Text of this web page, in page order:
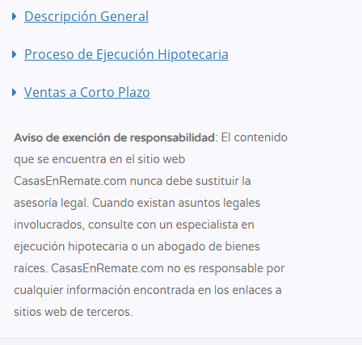
Descripción General
Proceso de Ejecución Hipotecaria
Ventas a Corto Plazo